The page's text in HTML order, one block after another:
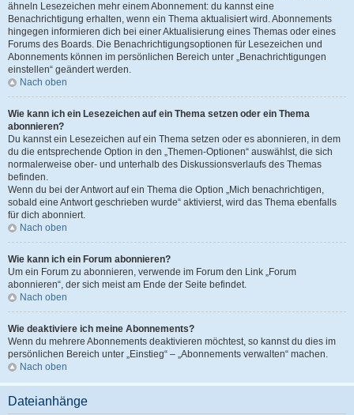
ähneln Lesezeichen mehr einem Abonnement: du kannst eine
Benachrichtigung erhalten, wenn ein Thema aktualisiert wird. Abonnements
hingegen informieren dich bei einer Aktualisierung eines Themas oder eines
Forums des Boards. Die Benachrichtigungsoptionen für Lesezeichen und
Abonnements können im persönlichen Bereich unter „Benachrichtigungen
einstellen“ geändert werden.
Nach oben
Wie kann ich ein Lesezeichen auf ein Thema setzen oder ein Thema
abonnieren?
Du kannst ein Lesezeichen auf ein Thema setzen oder es abonnieren, in dem
du die entsprechende Option in den „Themen-Optionen“ auswählst, die sich
normalerweise ober- und unterhalb des Diskussionsverlaufs des Themas
befinden.
Wenn du bei der Antwort auf ein Thema die Option „Mich benachrichtigen,
sobald eine Antwort geschrieben wurde“ aktivierst, wird das Thema ebenfalls
für dich abonniert.
Nach oben
Wie kann ich ein Forum abonnieren?
Um ein Forum zu abonnieren, verwende im Forum den Link „Forum
abonnieren“, der sich meist am Ende der Seite befindet.
Nach oben
Wie deaktiviere ich meine Abonnements?
Wenn du mehrere Abonnements deaktivieren möchtest, so kannst du dies im
persönlichen Bereich unter „Einstieg“ – „Abonnements verwalten“ machen.
Nach oben
Dateianhänge